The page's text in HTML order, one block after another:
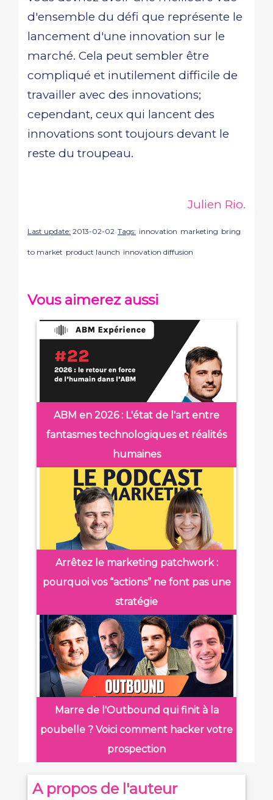
d'ensemble du défi que représente le
lancement d'une innovation sur le
marché. Cela peut sembler être
compliqué et inutilement difficile de
travailler avec des innovations;
cependant, ceux qui lancent des
innovations sont toujours devant le
reste du troupeau.
Julien Rio.
Last update: 2013-02-02 Tags: innovation marketing bring
to market product launch innovation diffusion
Vous aimerez aussi
ABM en 2026 : L'état de l'art entre
fantasmes technologiques et réalités
humaines
Arrêtez le marketing patchwork :
pourquoi vos “actions” ne font pas une
stratégie
Marre de l'Outbound qui finit à la
poubelle ? Voici comment hacker votre
prospection
A propos de l'auteur